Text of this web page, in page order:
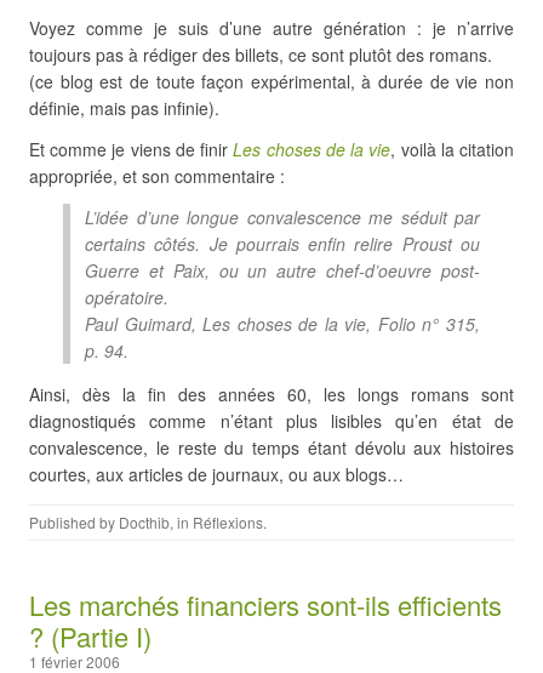
Voyez comme je suis d’une autre génération : je n’arrive
toujours pas à rédiger des billets, ce sont plutôt des romans.
(ce blog est de toute façon expérimental, à durée de vie non
définie, mais pas infinie).
Et comme je viens de finirLes choses de la vie, voilà la citation
appropriée, et son commentaire :
L’idée d’une longue convalescence me séduit par
certains côtés. Je pourrais enfin relire Proust ou
Guerre et Paix, ou un autre chef-d’oeuvre post-
opératoire.
Paul Guimard, Les choses de la vie, Folio n° 315,
p. 94.
Ainsi, dès la fin des années 60, les longs romans sont
diagnostiqués comme n’étant plus lisibles qu’en état de
convalescence, le reste du temps étant dévolu aux histoires
courtes, aux articles de journaux, ou aux blogs…
Published by Docthib, in Réflexions.
Les marchés financiers sont-ils efficients
? (Partie I)
1 février 2006